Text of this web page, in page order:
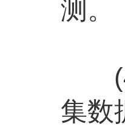
测。
(4)
集数